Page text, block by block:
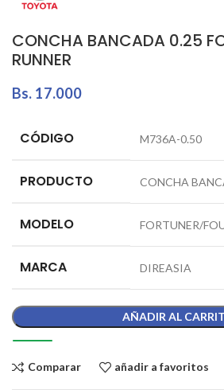
CONCHA BANCADA 0.25
RUNNER
Bs. 17.000
CÓDIGO M736A-0.50
PRODUCTO CONCHA
MODELO FORTUNER/
MARCA DIREASIA
AÑADIR AL
Comparar añadir a favoritos